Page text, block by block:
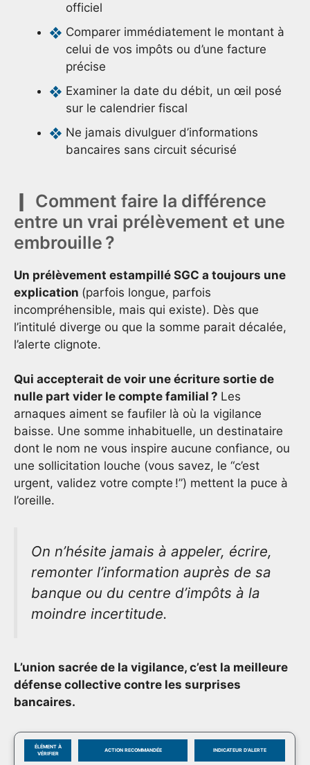
officiel
Comparer immédiatement le montant à
celui de vos impôts ou d’une facture
précise
Examiner la date du débit, un œil posé
sur le calendrier fiscal
Ne jamais divulguer d’informations
bancaires sans circuit sécurisé
Comment faire la différence
entre un vrai prélèvement et une
embrouille ?
Un prélèvement estampillé SGC a toujours une
explication (parfois longue, parfois
incompréhensible, mais qui existe). Dès que
l’intitulé diverge ou que la somme parait décalée,
l’alerte clignote.
Qui accepterait de voir une écriture sortie de
nulle part vider le compte familial ? Les
arnaques aiment se faufiler là où la vigilance
baisse. Une somme inhabituelle, un destinataire
dont le nom ne vous inspire aucune confiance, ou
une sollicitation louche (vous savez, le “c’est
urgent, validez votre compte !”) mettent la puce à
l’oreille.
On n’hésite jamais à appeler, écrire,
remonter l’information auprès de sa
banque ou du centre d’impôts à la
moindre incertitude.
L’union sacrée de la vigilance, c’est la meilleure
défense collective contre les surprises
bancaires.
ÉLÉMENT À
VÉRIFIER
ACTION RECOMMANDÉE INDICATEUR D’ALERTE